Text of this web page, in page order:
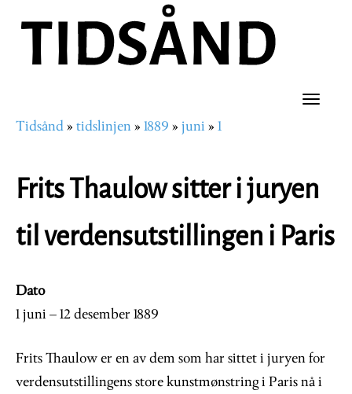
hovedinnhold
Toggle
Navigasjonssti
Tidsånd tidslinjen 1889 juni 1
Frits Thaulow sitter i juryen
til verdensutstillingen i Paris
Dato
1 juni – 12 desember 1889
Frits Thaulow er en av dem som har sittet i juryen for
verdensutstillingens store kunstmønstring i Paris nå i